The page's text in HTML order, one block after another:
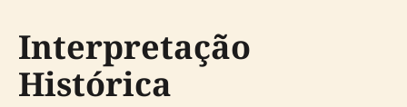
Interpretação
Histórica